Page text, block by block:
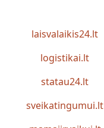
laisvalaikis24.lt
logistikai.lt
statau24.lt
sveikatingumui.lt